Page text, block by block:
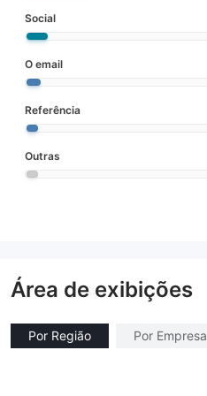
Social
O email
Referência
Outras
Área de exibições
Por Região Por Empresa